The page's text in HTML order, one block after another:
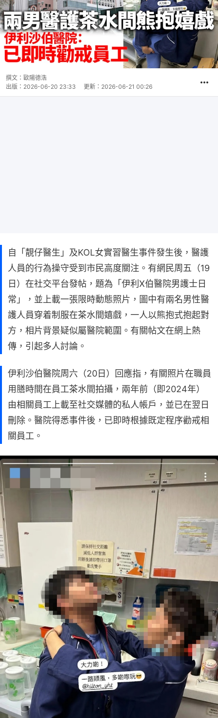
撰文： 歐陽德浩
出版： 2026-06-20 23:33 更新： 2026-06-21 00:26
自「靚仔醫生」及KOL女實習醫生事件發生後，醫護
人員的行為操守受到市民高度關注。有網民周五（19
日）在社交平台發帖，題為「伊利X伯醫院男護士日
常」，並上載一張限時動態照片，圖中有兩名男性醫
護人員穿着制服在茶水間嬉戲，一人以熊抱式抱起對
方，相片背景疑似屬醫院範圍。有關帖文在網上熱
傳，引起多人討論。
伊利沙伯醫院周六（20日）回應指，有關照片在職員
用膳時間在員工茶水間拍攝，兩年前（即2024年）
由相關員工上載至社交媒體的私人帳戶，並已在翌日
刪除。醫院得悉事件後，已即時根據既定程序勸戒相
關員工。